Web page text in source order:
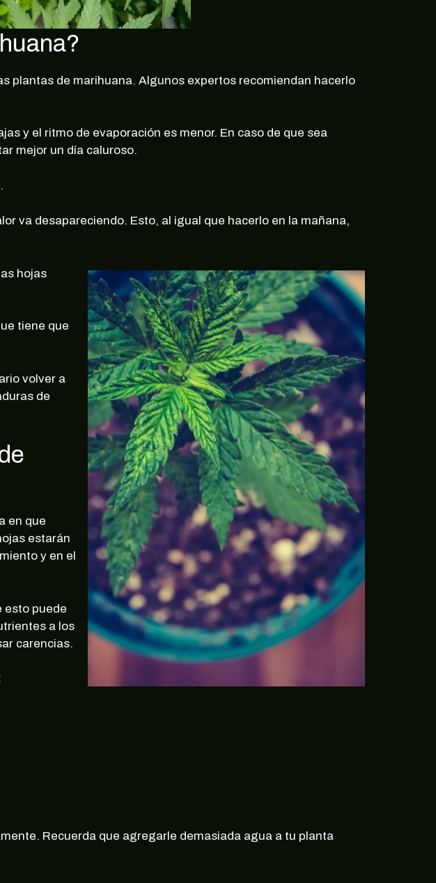
plantas de marihuana. Algunos expertos recomiendan hacerlo
y el ritmo de evaporación es menor. En caso de que sea
mejor un día caluroso.
va desapareciendo. Esto, al igual que hacerlo en la mañana,
hojas
tiene que
volver a
de
en que
estarán
y en el
esto puede
a los
carencias.
Recuerda que agregarle demasiada agua a tu planta